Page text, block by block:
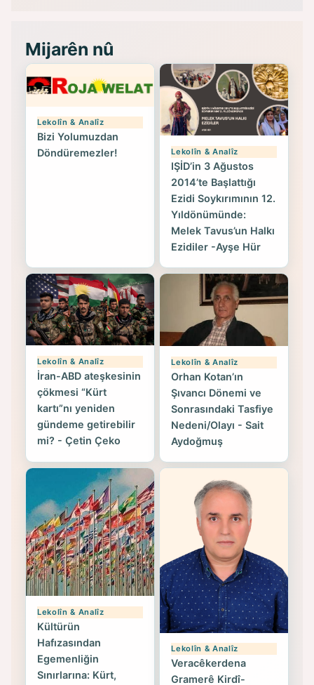
Mijarên nû
Lekolîn & Analîz
Bizi Yolumuzdan
Döndüremezler!
Lekolîn & Analîz
IŞİD’in 3 Ağustos
2014’te Başlattığı
Ezidi Soykırımının 12.
Yıldönümünde:
Melek Tavus’un Halkı
Ezidiler -Ayşe Hür
Lekolîn & Analîz
İran-ABD ateşkesinin
çökmesi “Kürt
kartı”nı yeniden
gündeme getirebilir
mi? - Çetin Çeko
Lekolîn & Analîz
Orhan Kotan’ın
Şıvancı Dönemi ve
Sonrasındaki Tasfiye
Nedeni/Olayı - Sait
Aydoğmuş
Lekolîn & Analîz
Kültürün
Hafızasından
Egemenliğin
Sınırlarına: Kürt,
Lekolîn & Analîz
Veracêkerdena
Gramerê Kirdî-